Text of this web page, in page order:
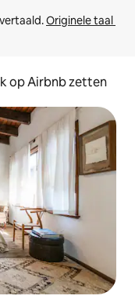
Originele taal
op Airbnb zetten